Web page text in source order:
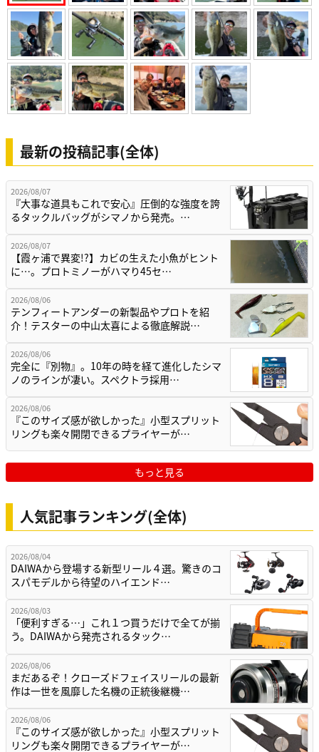
最新の投稿記事(全体)
2026/08/07
『大事な道具もこれで安心』圧倒的な強度を誇
るタックルバッグがシマノから発売。…
2026/08/07
【霞ヶ浦で異変!?】カビの生えた小魚がヒント
に…。プロトミノーがハマり45セ…
2026/08/06
テンフィートアンダーの新製品やプロトを紹
介！テスターの中山太喜による徹底解説…
2026/08/06
完全に『別物』。10年の時を経て進化したシマ
ノのラインが凄い。スペクトラ採用…
2026/08/06
『このサイズ感が欲しかった』小型スプリット
リングも楽々開閉できるプライヤーが…
もっと見る
人気記事ランキング(全体)
2026/08/04
DAIWAから登場する新型リール４選。驚きのコ
スパモデルから待望のハイエンド…
2026/08/03
「便利すぎる…」これ１つ買うだけで全てが揃
う。DAIWAから発売されるタック…
2026/08/06
まだあるぞ！クローズドフェイスリールの最新
作は一世を風靡した名機の正統後継機…
2026/08/06
『このサイズ感が欲しかった』小型スプリット
リングも楽々開閉できるプライヤーが…